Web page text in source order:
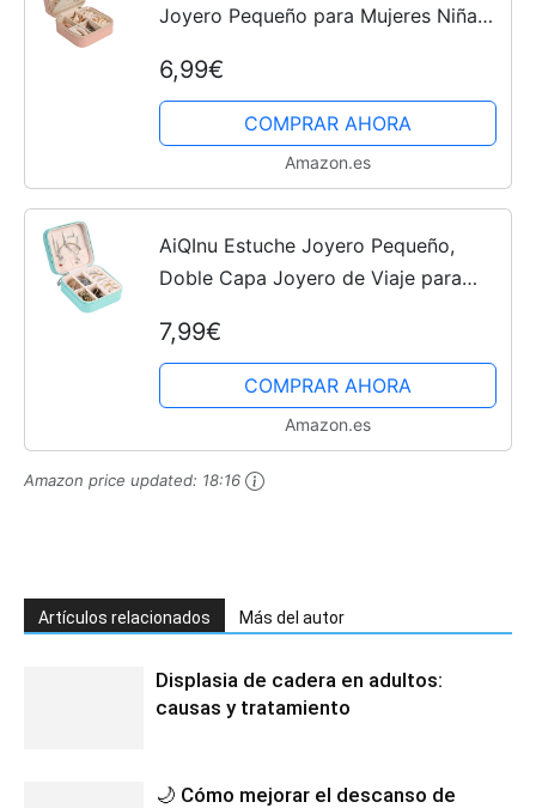
Joyero Pequeño para Mujeres Niñas,
Anillos, Pendientes, Cadenas
6,99€
COMPRAR AHORA
Amazon.es
AiQInu Estuche Joyero Pequeño,
Doble Capa Joyero de Viaje para
Joyero Organizador de Viaje de
Cuero PU para Anillos,...
7,99€
COMPRAR AHORA
Amazon.es
Amazon price updated: 18:16
Artículos relacionados Más del autor
Displasia de cadera en adultos:
causas y tratamiento
🌙 Cómo mejorar el descanso de